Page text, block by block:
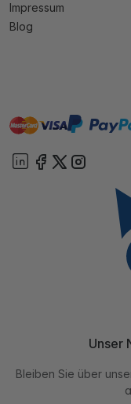
Impressum
Blog
mastervisa paypal
Unser
Bleiben Sie über